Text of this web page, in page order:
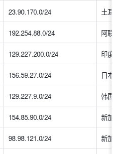
23.90.170.0/24 土耳其
192.254.88.0/24 阿联酋
129.227.200.0/24 印度
156.59.27.0/24 日本
129.227.9.0/24 韩国
154.85.90.0/24 新加坡
98.98.121.0/24 新加坡